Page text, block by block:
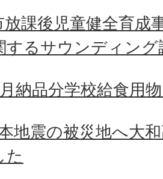
放課後児童健全育成
するサウンディン
納品分学校給食用
地震の被災地へ大
た